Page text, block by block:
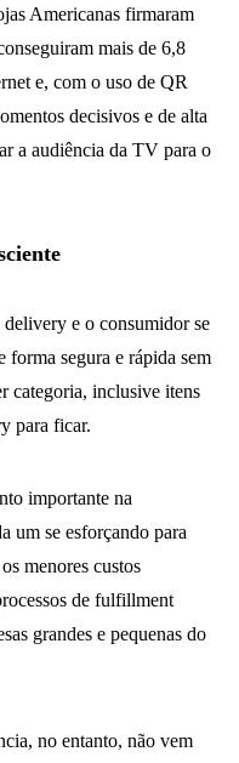
Americanas firmaram
mais de 6,8
e, com o uso de QR
decisivos e de alta
a audiência da TV para o
e o consumidor se
forma segura e rápida sem
categoria, inclusive itens
para ficar.
importante na
um se esforçando para
menores custos
de fulfillment
grandes e pequenas do
no entanto, não vem